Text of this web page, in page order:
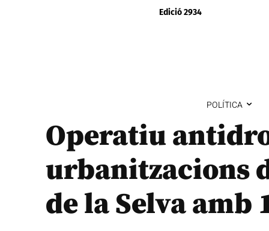
Edició 2934
POLÍTICA
Operatiu
urbanitzacions
de la Selva amb